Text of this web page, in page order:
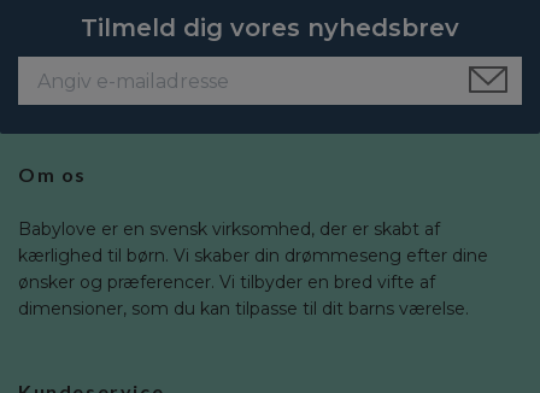
Tilmeld dig vores nyhedsbrev
Om os
Babylove er en svensk virksomhed, der er skabt af
kærlighed til børn. Vi skaber din drømmeseng efter dine
ønsker og præferencer. Vi tilbyder en bred vifte af
dimensioner, som du kan tilpasse til dit barns værelse.